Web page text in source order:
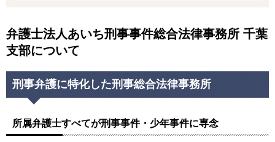
弁護士法人あいち刑事事件総合法律事務所 千葉
支部について
刑事弁護に特化した刑事総合法律事務所
所属弁護士すべてが刑事事件・少年事件に専念